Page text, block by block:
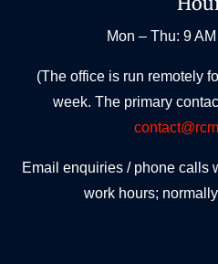
Mon – Thu: 9
(The office is run remotely
week. The primary
Email enquiries / phone calls
work hours;